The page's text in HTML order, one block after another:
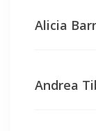
Alicia
Andrea